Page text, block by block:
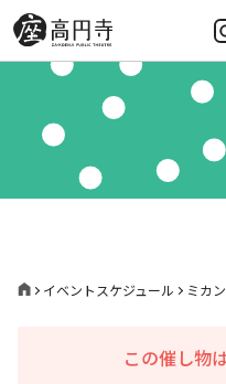
イベントスケジュール ミカ
この催し物